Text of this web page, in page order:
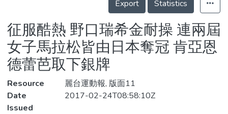
Organizations
Statistics
Export
Statistics
征服酷熱 野口瑞希金耐操 連兩屆
女子馬拉松皆由日本奪冠 肯亞恩
德蕾芭取下銀牌
Resource
麗台運動報, 版面11
Date
Issued
2017-02-24T08:58:10Z